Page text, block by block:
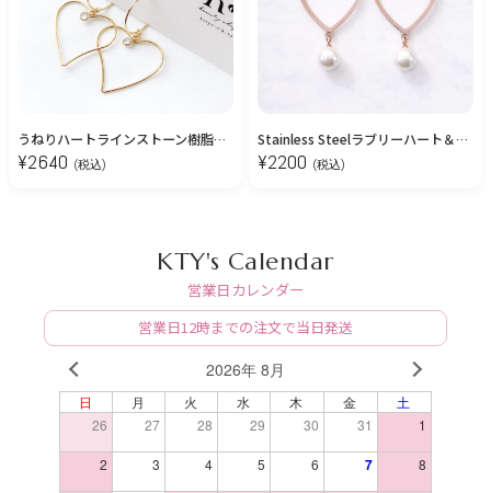
うねりハートラインストーン樹脂ピアス/イヤリング【金属アレルギー対応】
¥2640 (税込)
Stainless Steelラブリーハート＆パールジルコニアピアス【金属アレルギー対応/ステンレス】
¥2200 (税込)
KTY's Calendar
営業日カレンダー
営業日12時までの注文で当日発送
2026年 8月 NEXT
日 月 火 水 木 金
土
26
27 28 29 30 31 1
2 3 4 5 6 7 8